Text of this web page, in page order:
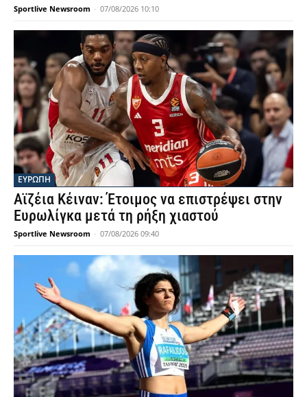
Sportlive Newsroom - 07/08/2026 10:10
ΕΥΡΩΠΗ
Αϊζέια Κέιναν: Έτοιμος να επιστρέψει στην
Ευρωλίγκα μετά τη ρήξη χιαστού
Sportlive Newsroom - 07/08/2026 09:40